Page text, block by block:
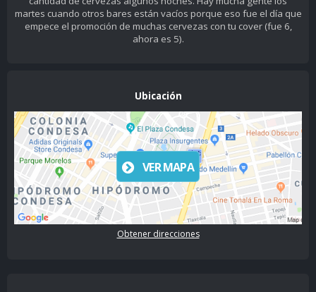
martes cuando otros bares están vacíos porque eso fue el día que
empece el promoción de muchas cervezas con tu cover (fue 6,
ahora es 5).
Ubicación
VER MAPA
Obtener direcciones